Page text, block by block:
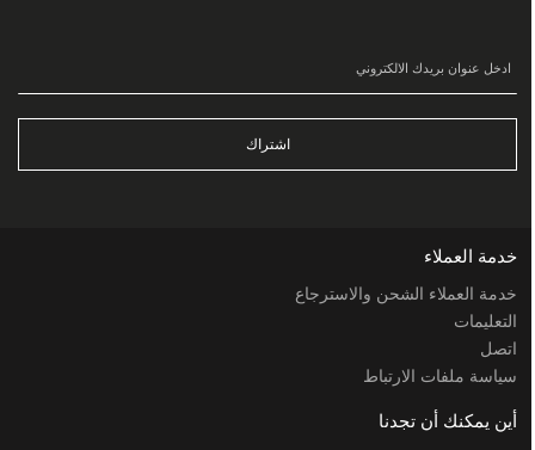
اشتراك
خدمة العملاء
خدمة العملاء الشحن والاسترجاع
التعليمات
اتصل
سياسة ملفات الارتباط
أين يمكنك أن تجدنا